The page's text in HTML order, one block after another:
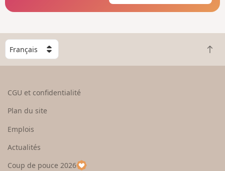
C
h
o
e
u
R
e
CGU et confidentialité
Plan du site
Emplois
Actualités
Coup de pouce 2026